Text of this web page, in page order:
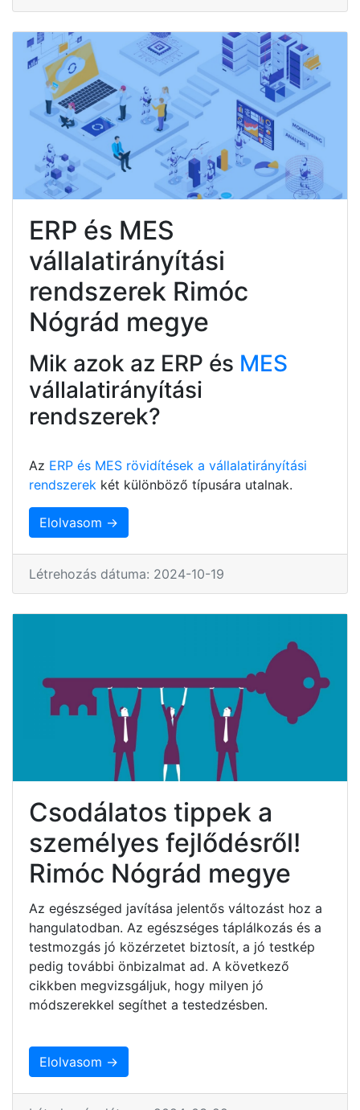
ERP és MES
vállalatirányítási
rendszerek Rimóc
Nógrád megye
Mik azok az ERP és MES
vállalatirányítási
rendszerek?
Az ERP és MES rövidítések a vállalatirányítási
rendszerek két különböző típusára utalnak.
Elolvasom →
Létrehozás dátuma: 2024-10-19
Csodálatos tippek a
személyes fejlődésről!
Rimóc Nógrád megye
Az egészséged javítása jelentős változást hoz a
hangulatodban. Az egészséges táplálkozás és a
testmozgás jó közérzetet biztosít, a jó testkép
pedig további önbizalmat ad. A következő
cikkben megvizsgáljuk, hogy milyen jó
módszerekkel segíthet a testedzésben.
Elolvasom →